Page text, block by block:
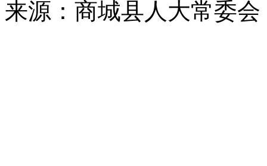
来源：商城县人大常委会